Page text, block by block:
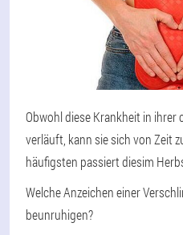
Obwohl diese Krankheit in
verläuft, kann sie sich von Zeit
häufigsten passiert diesim
Welche Anzeichen einer
beunruhigen?